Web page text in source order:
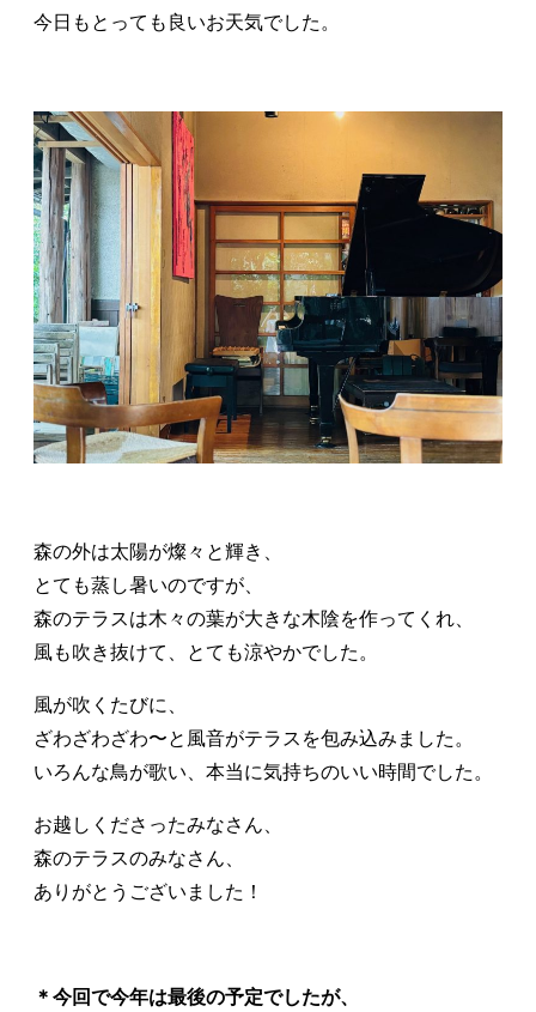
今日もとっても良いお天気でした。
森の外は太陽が燦々と輝き、
とても蒸し暑いのですが、
森のテラスは木々の葉が大きな木陰を作ってくれ、
風も吹き抜けて、とても涼やかでした。
風が吹くたびに、
ざわざわざわ〜と風音がテラスを包み込みました。
いろんな鳥が歌い、本当に気持ちのいい時間でした。
お越しくださったみなさん、
森のテラスのみなさん、
ありがとうございました！
＊今回で今年は最後の予定でしたが、